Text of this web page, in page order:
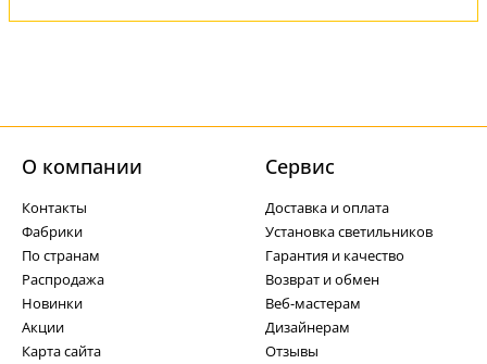
О компании
Контакты
Фабрики
По странам
Распродажа
Новинки
Акции
Карта сайта
Cервис
Доставка и оплата
Установка светильников
Гарантия и качество
Возврат и обмен
Веб-мастерам
Дизайнерам
Отзывы